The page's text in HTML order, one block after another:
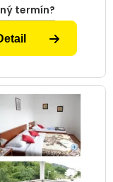
termín?